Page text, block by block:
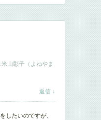
山彰子（よねやま
返信 ↓
したいのですが、